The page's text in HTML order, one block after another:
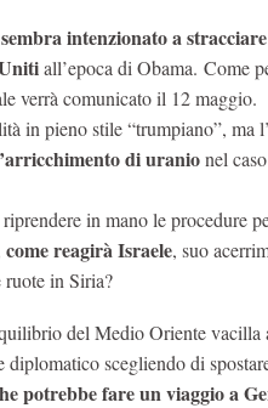
intenzionato a
all’epoca di Obama. Come
verrà comunicato il 12 maggio.
in pieno stile “trumpiano”, ma
di uranionel
in mano le procedure
come reagirà Israele, suo
in Siria?
del Medio Oriente vacilla
scegliendo di
potrebbe fare un viaggio a